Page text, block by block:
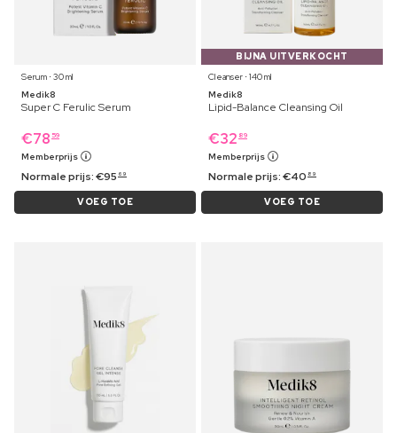
Serum ⋅ 30 ml
Medik8
Super C Ferulic Serum
€78 59
Memberprijs
Normale prijs:€95 69
VOEG TOE
BIJNA UITVERKOCHT
Cleanser ⋅ 140 ml
Medik8
Lipid-Balance Cleansing Oil
€32 89
Memberprijs
Normale prijs:€40 89
VOEG TOE